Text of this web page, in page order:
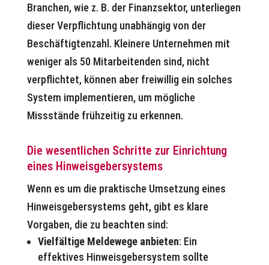
Branchen, wie z. B. der Finanzsektor, unterliegen
dieser Verpflichtung unabhängig von der
Beschäftigtenzahl. Kleinere Unternehmen mit
weniger als 50 Mitarbeitenden sind, nicht
verpflichtet, können aber freiwillig ein solches
System implementieren, um mögliche
Missstände frühzeitig zu erkennen.
Die wesentlichen Schritte zur Einrichtung
eines Hinweisgebersystems
Wenn es um die praktische Umsetzung eines
Hinweisgebersystems geht, gibt es klare
Vorgaben, die zu beachten sind:
Vielfältige Meldewege anbieten: Ein
effektives Hinweisgebersystem sollte